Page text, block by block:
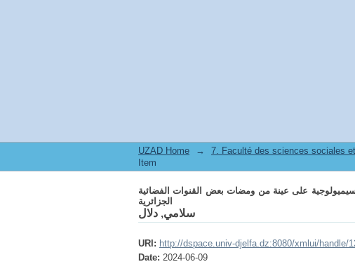
UZAD Home →
Item
سيميولوجية على عينة من ومضات بعض القنوات الفضائية
الجزائرية
سلامي, دلال
URI: http://dspace.univ-djelfa.dz:8080/xmlui/handle/
Date: 2024-06-09